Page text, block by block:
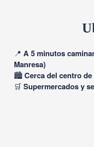
📍 A 5 minutos
Manresa)
🏙Cerca del centro
🛒 Supermercados y